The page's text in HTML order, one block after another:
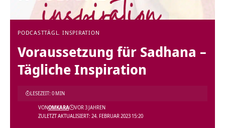
PODCASTTÄGL. INSPIRATION
Voraussetzung für Sadhana –
Tägliche Inspiration
ZULETZT AKTUALISIERT: 24. FEBRUAR 2023 15:20
VONOMKARA VOR 3 JAHREN
LESEZEIT: 0 MIN